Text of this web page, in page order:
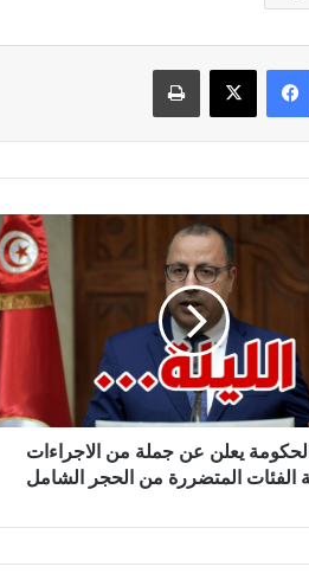
فيسبوك تويتر طباعة
يعلن عن جملة من الاجراءات
الفئات المتضررة من الحجر الشامل